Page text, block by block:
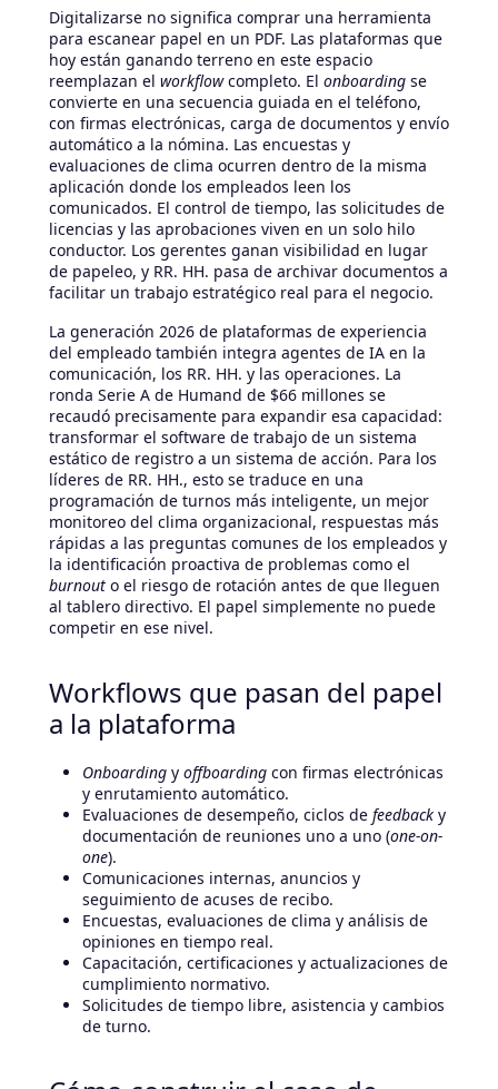
Digitalizarse no significa comprar una herramienta
para escanear papel en un PDF. Las plataformas que
hoy están ganando terreno en este espacio
reemplazan el workflowcompleto. El onboarding se
convierte en una secuencia guiada en el teléfono,
con firmas electrónicas, carga de documentos y envío
automático a la nómina. Las encuestas y
evaluaciones de clima ocurren dentro de la misma
aplicación donde los empleados leen los
comunicados. El control de tiempo, las solicitudes de
licencias y las aprobaciones viven en un solo hilo
conductor. Los gerentes ganan visibilidad en lugar
de papeleo, y RR. HH. pasa de archivar documentos a
facilitar un trabajo estratégico real para el negocio.
La generación 2026 de plataformas de experiencia
del empleado también integra agentes de IA en la
comunicación, los RR. HH. y las operaciones. La
ronda Serie A de Humand de $66 millones se
recaudó precisamente para expandir esa capacidad:
transformar el software de trabajo de un sistema
estático de registro a un sistema de acción. Para los
líderes de RR. HH., esto se traduce en una
programación de turnos más inteligente, un mejor
monitoreo del clima organizacional, respuestas más
rápidas a las preguntas comunes de los empleados y
la identificación proactiva de problemas como el
burnout o el riesgo de rotación antes de que lleguen
al tablero directivo. El papel simplemente no puede
competir en ese nivel.
Workflows que pasan del papel
a la plataforma
Onboarding y offboarding con firmas electrónicas
y enrutamiento automático.
Evaluaciones de desempeño, ciclos de feedback y
documentación de reuniones uno a uno (one-on-
one).
Comunicaciones internas, anuncios y
seguimiento de acuses de recibo.
Encuestas, evaluaciones de clima y análisis de
opiniones en tiempo real.
Capacitación, certificaciones y actualizaciones de
cumplimiento normativo.
Solicitudes de tiempo libre, asistencia y cambios
de turno.